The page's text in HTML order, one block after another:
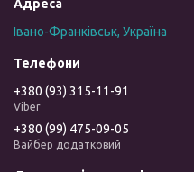
Івано-Франківськ, Україна
+380 (93) 315-11-91
Viber
+380 (99) 475-09-05
Вайбер додатковий